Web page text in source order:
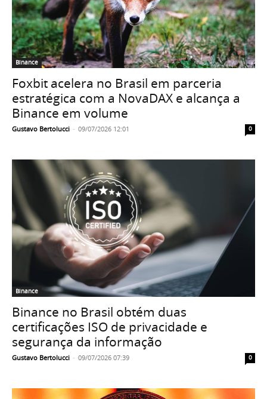
Binance
Foxbit acelera no Brasil em parceria
estratégica com a NovaDAX e alcança a
Binance em volume
Gustavo Bertolucci - 09/07/2026 12:01 0
Binance
Binance no Brasil obtém duas
certificações ISO de privacidade e
segurança da informação
Gustavo Bertolucci - 09/07/2026 07:39 0